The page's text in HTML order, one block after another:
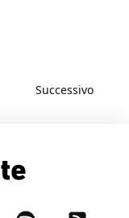
Successivo